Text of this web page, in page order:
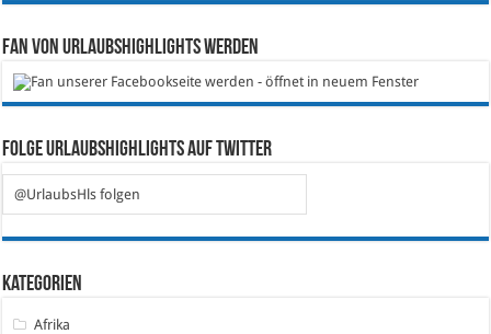
Fan von Urlaubshighlights werden
Folge Urlaubshighlights auf Twitter
@UrlaubsHls folgen
Kategorien
Afrika